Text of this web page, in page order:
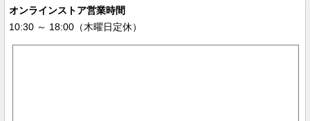
オンラインストア営業時間
10:30 ～ 18:00（木曜日定休）